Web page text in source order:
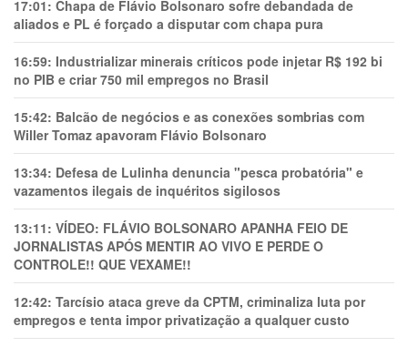
17:01: Chapa de Flávio Bolsonaro sofre debandada de
aliados e PL é forçado a disputar com chapa pura
16:59: Industrializar minerais críticos pode injetar R$ 192 bi
no PIB e criar 750 mil empregos no Brasil
15:42: Balcão de negócios e as conexões sombrias com
Willer Tomaz apavoram Flávio Bolsonaro
13:34: Defesa de Lulinha denuncia "pesca probatória" e
vazamentos ilegais de inquéritos sigilosos
13:11: VÍDEO: FLÁVIO BOLSONARO APANHA FEIO DE
JORNALISTAS APÓS MENTIR AO VIVO E PERDE O
CONTROLE!! QUE VEXAME!!
12:42: Tarcísio ataca greve da CPTM, criminaliza luta por
empregos e tenta impor privatização a qualquer custo